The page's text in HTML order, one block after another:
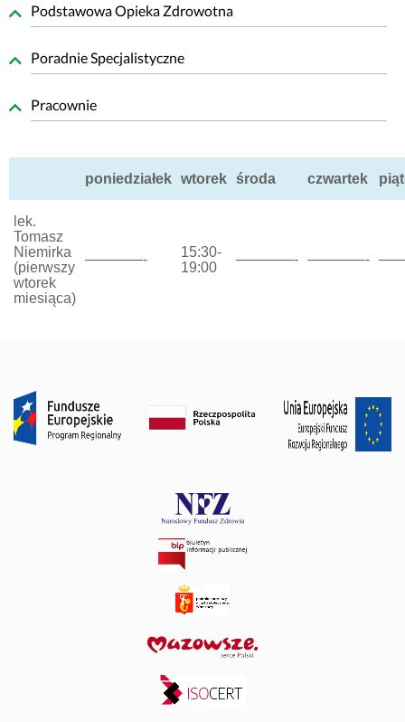
Podstawowa Opieka Zdrowotna
Poradnie Specjalistyczne
Pracownie
poniedziałek wtorek środa czwartek
lek.
Tomasz
Niemirka
(pierwszy
wtorek
miesiąca)
————-
15:30-
19:00
————- ————-